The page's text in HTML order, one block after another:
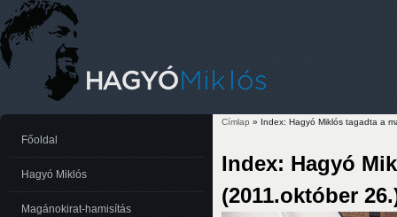
Címlap » Index: Hagyó Miklós tagadta a
Index: Hagyó
(2011.október
Főoldal
Hagyó Miklós
Magánokirat-hamisítás